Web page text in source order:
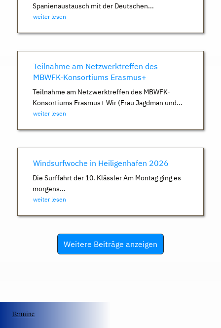
Spanienaustausch mit der Deutschen...
weiter lesen
Teilnahme am Netzwerktreffen des
MBWFK-Konsortiums Erasmus+
Teilnahme am Netzwerktreffen des MBWFK-
Konsortiums Erasmus+ Wir (Frau Jagdman und...
weiter lesen
Windsurfwoche in Heiligenhafen 2026
Die Surffahrt der 10. Klässler Am Montag ging es
morgens...
weiter lesen
Weitere Beiträge anzeigen
Termine